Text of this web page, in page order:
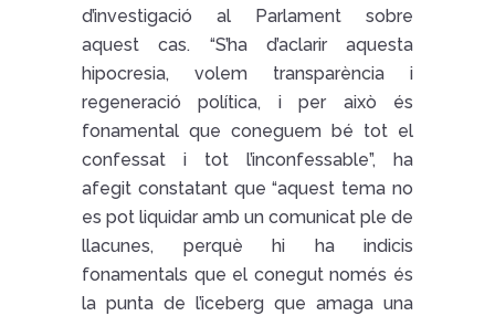
d’investigació al Parlament sobre
aquest cas. “S’ha d’aclarir aquesta
hipocresia, volem transparència i
regeneració política, i per això és
fonamental que coneguem bé tot el
confessat i tot l’inconfessable”, ha
afegit constatant que “aquest tema no
es pot liquidar amb un comunicat ple de
llacunes, perquè hi ha indicis
fonamentals que el conegut només és
la punta de l’iceberg que amaga una